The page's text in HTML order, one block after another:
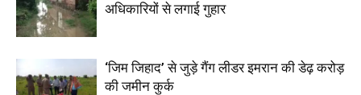
अधिकारियों से लगाई गुहार
‘जिम जिहाद’ से जुड़े गैंग लीडर इमरान की डेढ़ करोड़
की जमीन कुर्क